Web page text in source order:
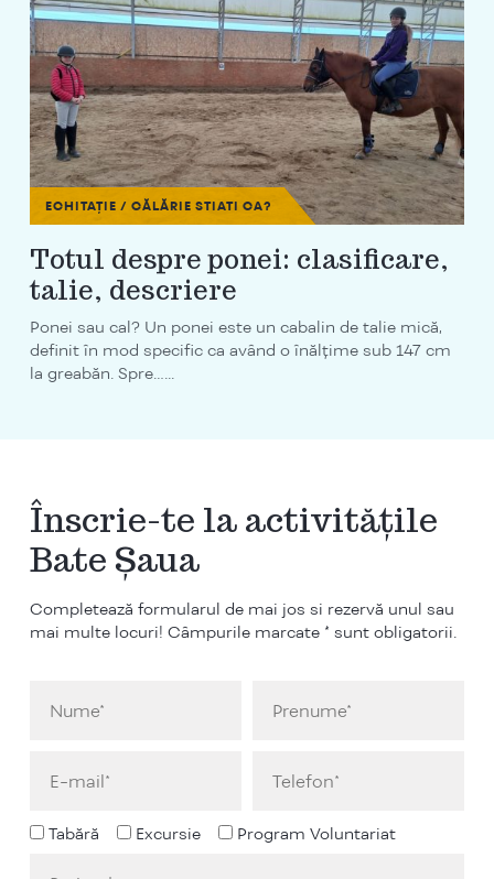
ECHITAȚIE / CĂLĂRIE STIATI CA?
Totul despre ponei: clasificare,
talie, descriere
Ponei sau cal? Un ponei este un cabalin de talie mică,
definit în mod specific ca având o înălțime sub 147 cm
la greabăn. Spre…...
Înscrie-te la activitățile
Bate Șaua
Completează formularul de mai jos si rezervă unul sau
mai multe locuri! Câmpurile marcate * sunt obligatorii.
Tabără Excursie Program Voluntariat